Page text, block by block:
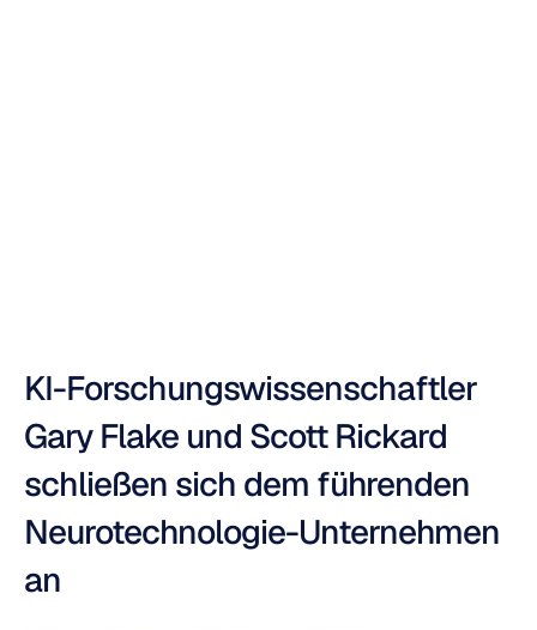
KI-Forschungswissenschaftler
Gary Flake und Scott Rickard
schließen sich dem führenden
Neurotechnologie-Unternehmen
an